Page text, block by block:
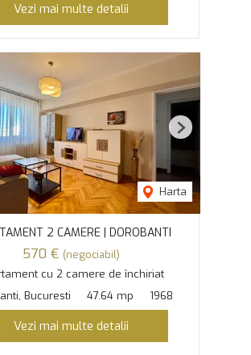
Vezi mai multe detalii
Harta
Next
2 CAMERE | DOROBANTI
570 € (negociabil)
cu 2 camere de închiriat
Bucuresti
47.64 mp 1968
Vezi mai multe detalii